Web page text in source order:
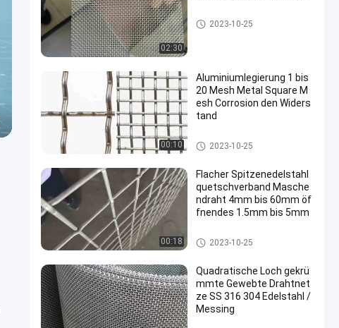
02:30
SS-Drahtgewebemaschendrah
t
2023-10-25
00:10
Aluminiumlegierung 1 bis
20 Mesh Metal Square M
esh Corrosion den Widers
tand
Edelstahl quetschverbundener
Maschendraht
2023-10-25
00:18
Flacher Spitzenedelstahl
quetschverband Masche
ndraht 4mm bis 60mm öf
fnendes 1.5mm bis 5mm
Edelstahl quetschverbundener
Maschendraht
2023-10-25
Quadratische Loch gekrü
mmte Gewebte Drahtnet
ze SS 316 304 Edelstahl /
Messing